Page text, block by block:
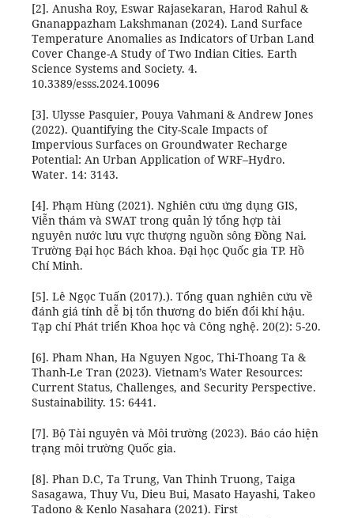
[2]. Anusha Roy, Eswar Rajasekaran, Harod Rahul &
Gnanappazham Lakshmanan (2024). Land Surface
Temperature Anomalies as Indicators of Urban Land
Cover Change-A Study of Two Indian Cities. Earth
Science Systems and Society. 4.
10.3389/esss.2024.10096
[3]. Ulysse Pasquier, Pouya Vahmani & Andrew Jones
(2022). Quantifying the City-Scale Impacts of
Impervious Surfaces on Groundwater Recharge
Potential: An Urban Application of WRF–Hydro.
Water. 14: 3143.
[4]. Phạm Hùng (2021). Nghiên cứu ứng dụng GIS,
Viễn thám và SWAT trong quản lý tổng hợp tài
nguyên nước lưu vực thượng nguồn sông Đồng Nai.
Trường Đại học Bách khoa. Đại học Quốc gia TP. Hồ
Chí Minh.
[5]. Lê Ngọc Tuấn (2017).). Tổng quan nghiên cứu về
đánh giá tính dễ bị tổn thương do biến đổi khí hậu.
Tạp chí Phát triển Khoa học và Công nghệ. 20(2): 5-20.
[6]. Pham Nhan, Ha Nguyen Ngoc, Thi-Thoang Ta &
Thanh-Le Tran (2023). Vietnam’s Water Resources:
Current Status, Challenges, and Security Perspective.
Sustainability. 15: 6441.
[7]. Bộ Tài nguyên và Môi trường (2023). Báo cáo hiện
trạng môi trường Quốc gia.
[8]. Phan D.C, Ta Trung, Van Thinh Truong, Taiga
Sasagawa, Thuy Vu, Dieu Bui, Masato Hayashi, Takeo
Tadono & Kenlo Nasahara (2021). First